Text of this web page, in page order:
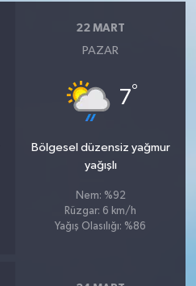
22 MART
PAZAR
7°
Bölgesel düzensiz yağmur
yağışlı
Nem: %92
Rüzgar: 6 km/h
Yağış Olasılığı: %86